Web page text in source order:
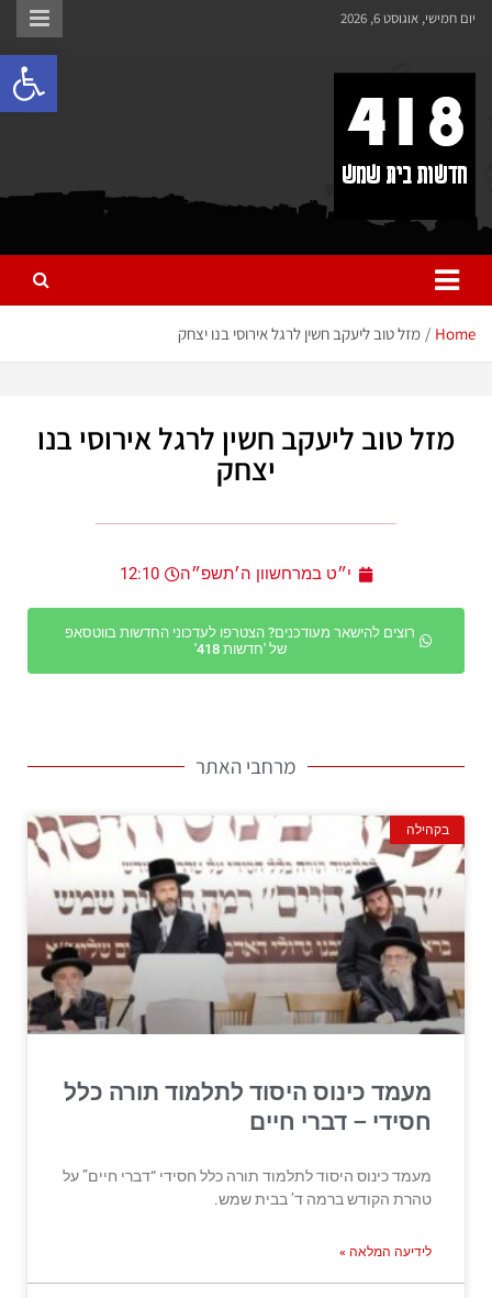
לתוכן
יום חמישי, אוגוסט 6, 2026
418 – חדשות בית שמש
כל מה שחדש ומעניין בבית שמש בכלל והחרדית בפרט
Home מזל טוב ליעקב חשין לרגל אירוסי בנו יצחק
מזל טוב ליעקב חשין לרגל אירוסי בנו
יצחק
י״ט במרחשוון ה׳תשפ״ה 12:10
רוצים להישאר מעודכנים? הצטרפו לעדכוני החדשות בווטסאפ
של 'חדשות 418'
מרחבי האתר
בקהילה
מעמד כינוס היסוד לתלמוד תורה כלל
חסידי – דברי חיים
מעמד כינוס היסוד לתלמוד תורה כלל חסידי “דברי חיים” על
טהרת הקודש ברמה ד’ בבית שמש.
לידיעה המלאה »